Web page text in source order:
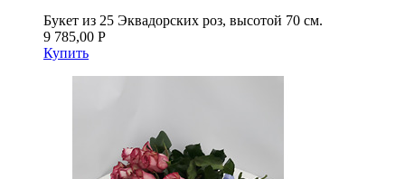
Букет из 25 Эквадорских роз, высотой 70 см.
9 785,00 Р
Купить